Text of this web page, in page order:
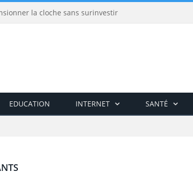
la cloche sans surinvestir
EDUCATION INTERNET SANTÉ